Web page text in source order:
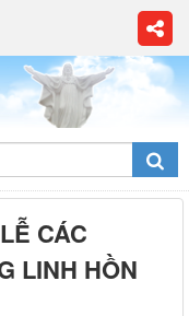
CÁC
LINH HỒN